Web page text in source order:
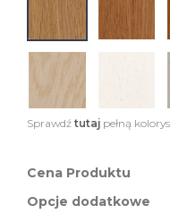
Sprawdź tutaj pełną
Cena Produktu
Opcje dodatkowe